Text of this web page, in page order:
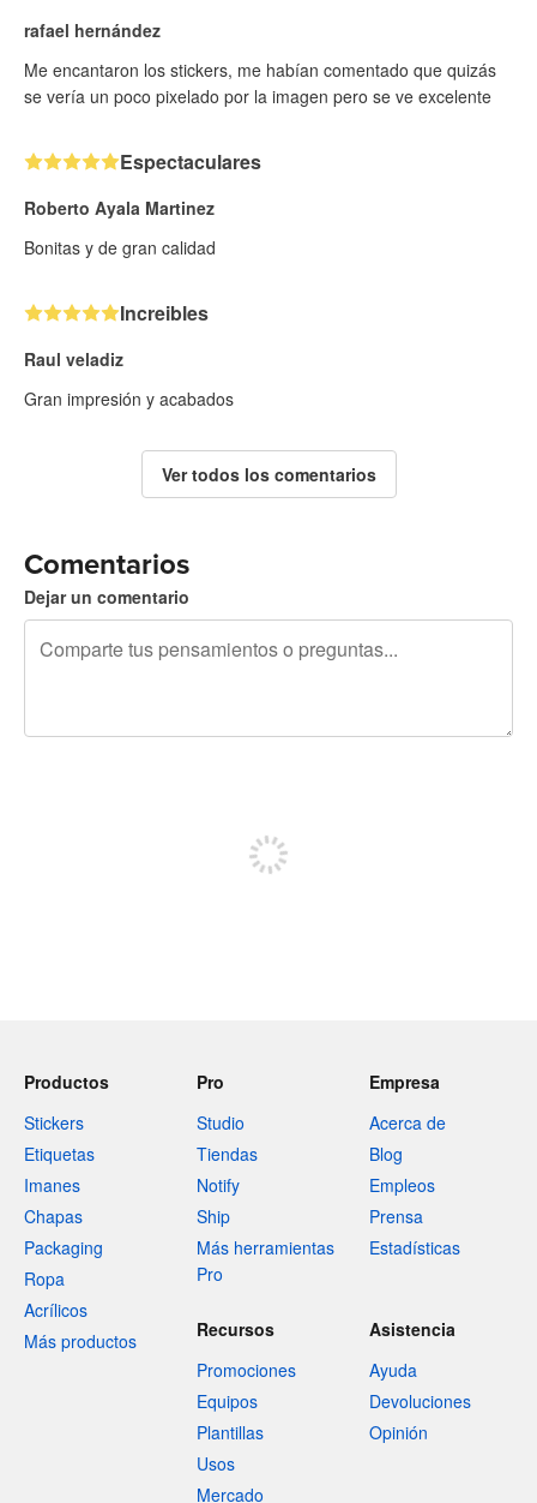
rafael hernández
Me encantaron los stickers, me habían comentado que quizás
se vería un poco pixelado por la imagen pero se ve excelente
Espectaculares
Roberto Ayala Martinez
Bonitas y de gran calidad
Increibles
Raul veladiz
Gran impresión y acabados
Ver todos los comentarios
Comentarios
Dejar un comentario
Productos
Stickers
Etiquetas
Imanes
Chapas
Packaging
Ropa
Acrílicos
Más productos
Pro
Studio
Tiendas
Notify
Ship
Más herramientas
Pro
Empresa
Acerca de
Blog
Empleos
Prensa
Estadísticas
Recursos
Promociones
Equipos
Plantillas
Usos
Mercado
Asistencia
Ayuda
Devoluciones
Opinión